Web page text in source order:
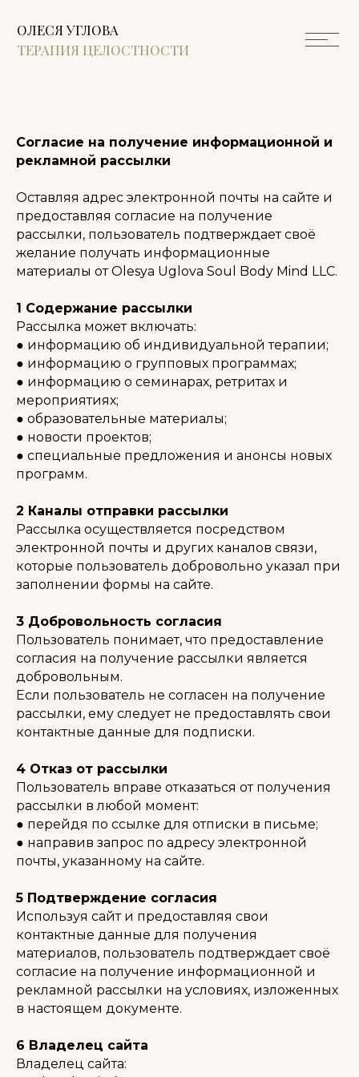
ТЕРАПИЯ ЦЕЛОСТНОСТИ
Согласие на получение информационной и
рекламной рассылки
Оставляя адрес электронной почты на сайте и
предоставляя согласие на получение
рассылки, пользователь подтверждает своё
желание получать информационные
материалы от Olesya Uglova Soul Body Mind LLC.
1 Содержание рассылки
Рассылка может включать:
● информацию об индивидуальной терапии;
● информацию о групповых программах;
● информацию о семинарах, ретритах и
мероприятиях;
● образовательные материалы;
● новости проектов;
● специальные предложения и анонсы новых
программ.
2 Каналы отправки рассылки
Рассылка осуществляется посредством
электронной почты и других каналов связи,
которые пользователь добровольно указал при
заполнении формы на сайте.
3 Добровольность согласия
Пользователь понимает, что предоставление
согласия на получение рассылки является
добровольным.
Если пользователь не согласен на получение
рассылки, ему следует не предоставлять свои
контактные данные для подписки.
4 Отказ от рассылки
Пользователь вправе отказаться от получения
рассылки в любой момент:
● перейдя по ссылке для отписки в письме;
● направив запрос по адресу электронной
почты, указанному на сайте.
5 Подтверждение согласия
Используя сайт и предоставляя свои
контактные данные для получения
материалов, пользователь подтверждает своё
согласие на получение информационной и
рекламной рассылки на условиях, изложенных
в настоящем документе.
6 Владелец сайта
Владелец сайта: